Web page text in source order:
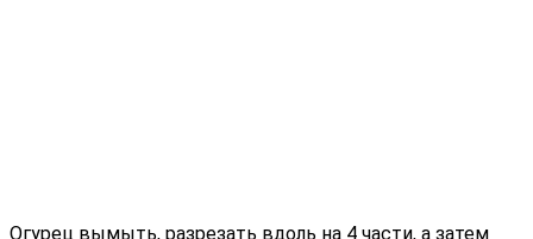
Огурец вымыть, разрезать вдоль на 4 части, а затем